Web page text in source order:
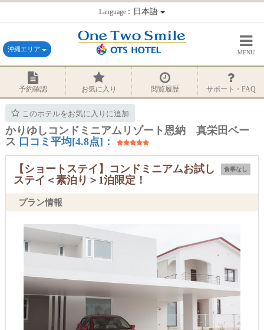
Language：日本語
沖縄エリア MENU
予約確認 お気に入り 閲覧履歴 サポート・FAQ
このホテルをお気に入りに追加
かりゆしコンドミニアムリゾート恩納 真栄田ベー
ス 口コミ平均[4.8点]：
食事なし
【ショートステイ】コンドミニアムお試し
ステイ＜素泊り＞1泊限定！
プラン情報